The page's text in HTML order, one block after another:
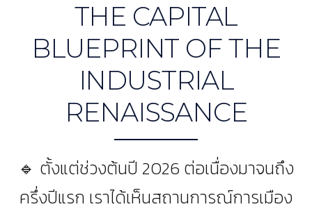
THE CAPITAL
BLUEPRINT OF THE
INDUSTRIAL
RENAISSANCE
🔹 ตั้งแต่ช่วงต้นปี 2026 ต่อเนื่องมาจนถึง
ครึ่งปีแรก เราได้เห็นสถานการณ์การเมือง